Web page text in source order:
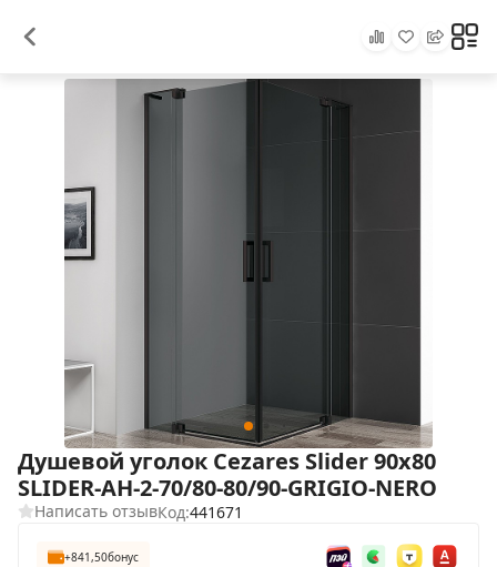
Душевой уголок Cezares Slider 90x80
SLIDER-AH-2-70/80-80/90-GRIGIO-NERO
Написать отзывКод:441671
+841,50бонус